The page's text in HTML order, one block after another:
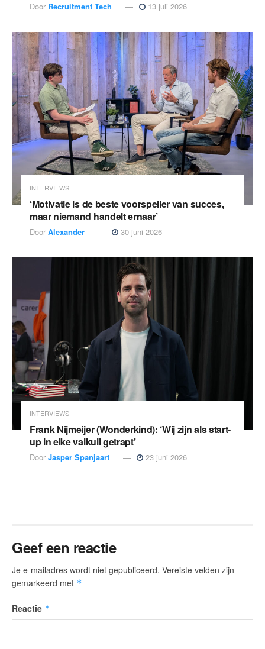
Door Recruitment Tech 13 juli 2026
INTERVIEWS
‘Motivatie is de beste voorspeller van succes,
maar niemand handelt ernaar’
Door Alexander 30 juni 2026
INTERVIEWS
Frank Nijmeijer (Wonderkind): ‘Wij zijn als start-
up in elke valkuil getrapt’
Door Jasper Spanjaart 23 juni 2026
Geef een reactie
Je e-mailadres wordt niet gepubliceerd. Vereiste velden zijn
gemarkeerd met *
Reactie *